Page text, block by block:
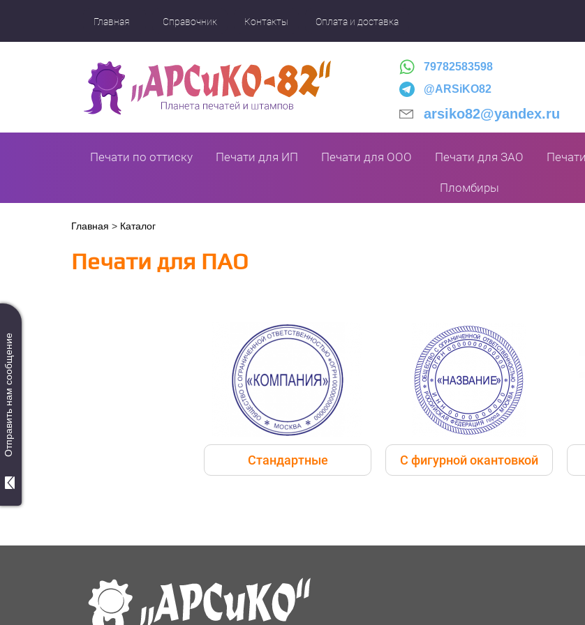
Главная Справочник Контакты Оплата и доставка
79782583598
@ARSiKO82
arsiko82@yandex.ru
Печати по оттиску Печати для ИП Печати для ООО Печати для ЗАО
Пломбиры
Вы
здесь
Главная > Каталог
Печати для ПАО
Стандартные С фигурной окантовкой
Отправить нам сообщение